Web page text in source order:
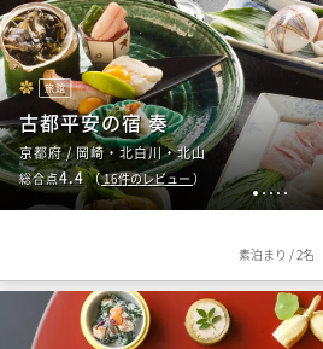
12345
旅館
古都平安の宿 奏
京都府 / 岡崎・北白川・北山
総合点4.4（16件のレビュー ）
素泊まり /2名